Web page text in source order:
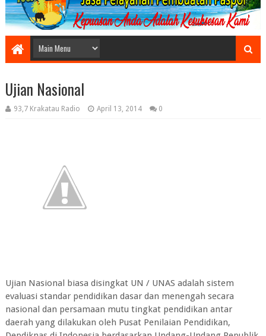
Ujian Nasional
93,7 Krakatau Radio April 13, 2014 0
Ujian Nasional biasa disingkat UN / UNAS adalah sistem
evaluasi standar pendidikan dasar dan menengah secara
nasional dan persamaan mutu tingkat pendidikan antar
daerah yang dilakukan oleh Pusat Penilaian Pendidikan,